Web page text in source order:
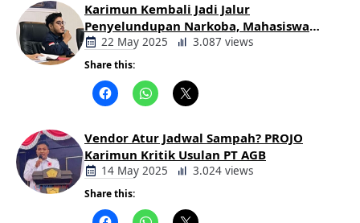
Karimun Kembali Jadi Jalur
Penyelundupan Narkoba, Mahasiswa
Desak Pemkab dan Aparat Bertindak
Tegas
22 May 2025 3.087 views
Share this:
Vendor Atur Jadwal Sampah? PROJO
Karimun Kritik Usulan PT AGB
14 May 2025 3.024 views
Share this: